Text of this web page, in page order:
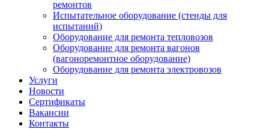
ремонтов
Испытательное оборудование (стенды для
испытаний)
Оборудование для ремонта тепловозов
Оборудование для ремонта вагонов
(вагоноремонтное оборудование)
Оборудование для ремонта электровозов
Услуги
Новости
Сертификаты
Вакансии
Контакты